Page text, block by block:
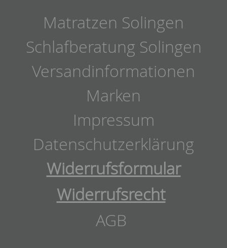
Matratzen Solingen
Schlafberatung Solingen
Versandinformationen
Marken
Impressum
Datenschutzerklärung
Widerrufsformular
Widerrufsrecht
AGB